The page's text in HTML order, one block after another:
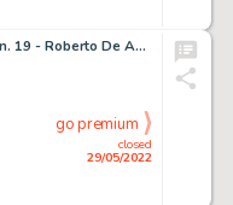
Nathan Never speciale n. 19 - Roberto De Angelis 3x Tavola Originale "Senza domani" - Page volante - Exemplaire unique - (2009)
closed
29/05/2022
go premium